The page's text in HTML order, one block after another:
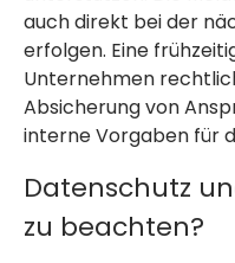
auch direkt bei der
erfolgen. Eine
Unternehmen
Absicherung von
interne Vorgaben für
Datenschutz
zu beachten?